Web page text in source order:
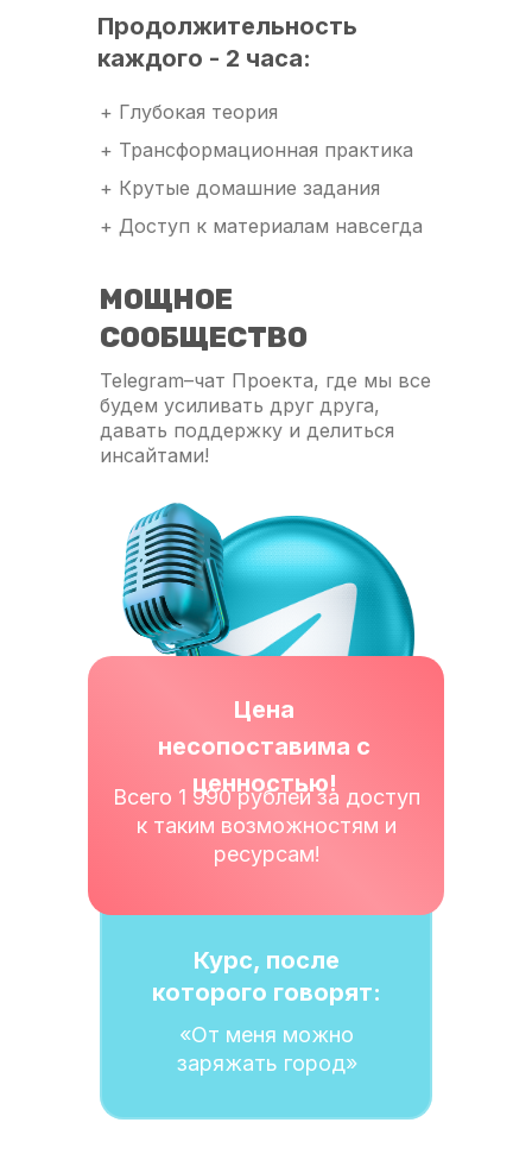
Продолжительность
каждого - 2 часа:
+ Глубокая теория
+ Трансформационная практика
+ Крутые домашние задания
+ Доступ к материалам навсегда
МОЩНОЕ
СООБЩЕСТВО
Telegram–чат Проекта, где мы все
будем усиливать друг друга,
давать поддержку и делиться
инсайтами!
Цена
несопоставима с
ценностью!
Всего 1 990 рублей за доступ
к таким возможностям и
ресурсам!
Курс, после
которого говорят:
«От меня можно
заряжать город»